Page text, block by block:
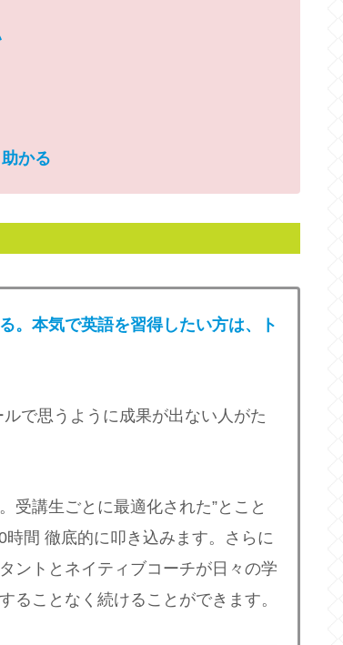
かる
。本気で英語を習得したい方は、ト
で思うように成果が出ない人がた
受講生ごとに最適化された”とこと
間 徹底的に叩き込みます。さらに
ントとネイティブコーチが日々の学
ることなく続けることができます。